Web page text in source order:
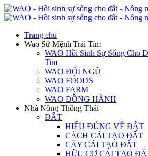
Trang chủ
Wao Sứ Mệnh Trái Tim
WAO Hồi Sinh Sự Sống Cho
Tim
WAO ĐỘI NGŨ
WAO FOODS
WAO FARM
WAO ĐỒNG HÀNH
Nhà Nông Thông Thái
ĐẤT
HIỂU ĐÚNG VỀ ĐẤT
CÁCH CẢI TẠO ĐẤT
CÂY CẢI TẠO ĐẤT
HỮU CƠ CẢI TẠO